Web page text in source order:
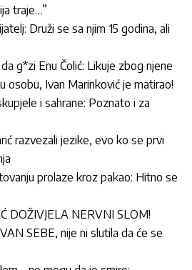
traje…”
Druži se sa njim 15 godina, ali
g*zi Enu Čolić: Likuje zbog njene
osobu, Ivan Marinković je matirao!
i sahrane: Poznato i za
razvezali jezike, evo ko se prvi
prolaze kroz pakao: Hitno se
DOŽIVJELA NERVNI SLOM!
SEBE, nije ni slutila da će se